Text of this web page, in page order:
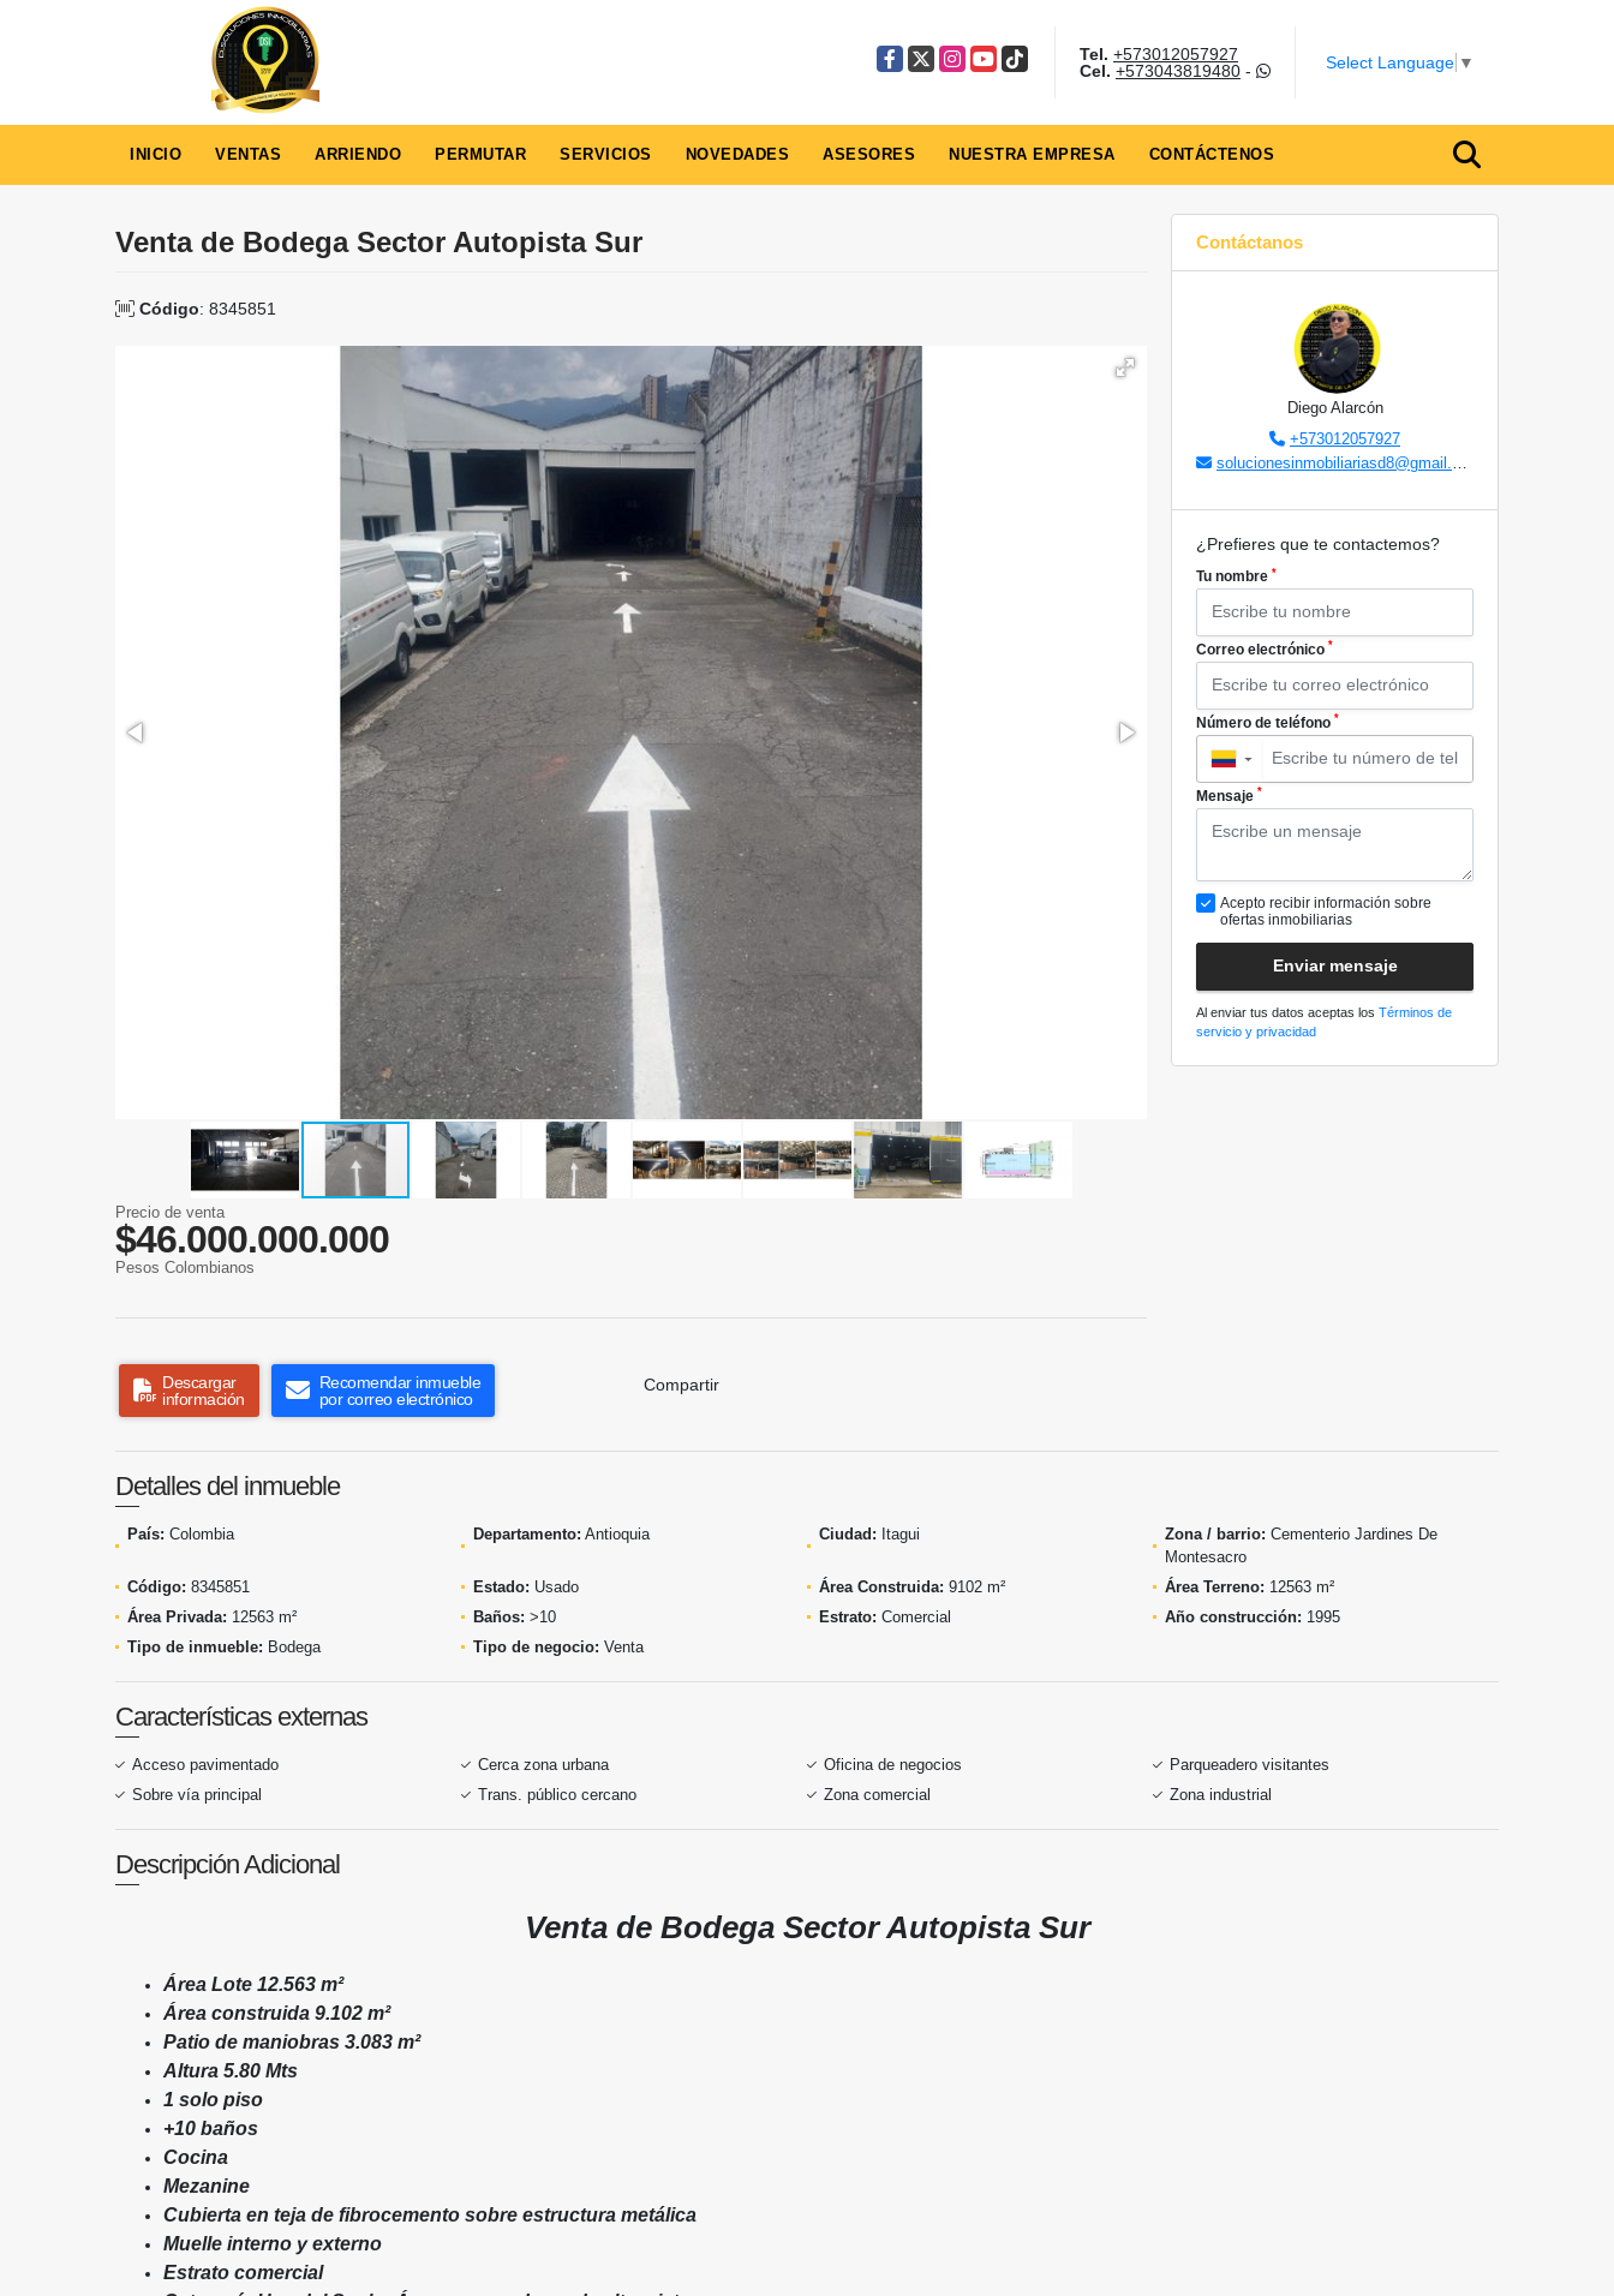
Facebook
X Instagram
YouTube
TikTok Tel. +573012057927
Cel. +573043819480- Select Language ▼
INICIO VENTAS ARRIENDO PERMUTAR SERVICIOS NOVEDADES ASESORES NUESTRA EMPRESA CONTÁCTENOS
Venta de Bodega Sector Autopista Sur
Código: 8345851
Precio de venta
$46.000.000.000
Pesos Colombianos
Descargar
información
Recomendar inmueble
por correo electrónico
Compartir
Contáctanos
Diego Alarcón
+573012057927
solucionesinmobiliariasd8@gmail.com
¿Prefieres que te contactemos?
Tu nombre *
Correo electrónico *
Número de teléfono *
▼
Mensaje *
Acepto recibir información sobre
ofertas inmobiliarias
Enviar mensaje
Al enviar tus datos aceptas los Términos de
servicio y privacidad
Detalles del inmueble
País: Colombia Departamento: Antioquia Ciudad: Itagui Zona / barrio: Cementerio Jardines De
Montesacro
Código: 8345851 Estado: Usado Área Construida: 9102 m² Área Terreno: 12563 m²
Área Privada: 12563 m² Baños: >10 Estrato: Comercial Año construcción: 1995
Tipo de inmueble: Bodega Tipo de negocio: Venta
Características externas
Acceso pavimentado Cerca zona urbana Oficina de negocios
Parqueadero visitantes
Sobre vía principal
Trans. público cercano Zona comercial Zona industrial
Descripción Adicional
Venta de Bodega Sector Autopista Sur
Área Lote 12.563 m²
Área construida 9.102 m²
Patio de maniobras 3.083 m²
Altura 5.80 Mts
1 solo piso
+10 baños
Cocina
Mezanine
Cubierta en teja de fibrocemento sobre estructura metálica
Muelle interno y externo
Estrato comercial